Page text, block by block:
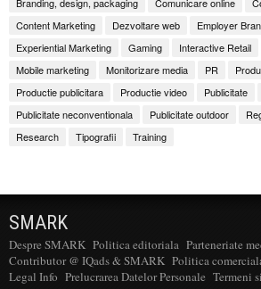
Content Marketing
Dezvoltare web Employer
Experiential Marketing
Gaming Interactive Retail
Mobile marketing
Monitorizare media PR
Productie publicitara
Productie video Publicitate
Publicitate neconventionala
Publicitate outdoor
Research
Tipografii Training
SMARK
Despre SMARK Politica editoriala Parteneriate
Contributor @ IQads & SMARK Politica
Legal Info Prelucrarea Datelor Personale Termeni